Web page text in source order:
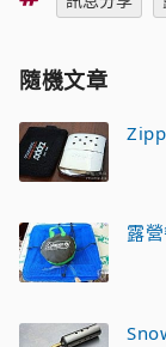
隨機文章
露